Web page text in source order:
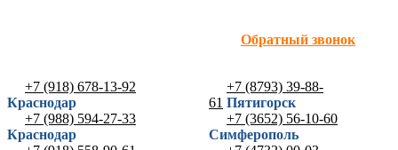
Обратный звонок
+7 (918) 678-13-92
Краснодар
+7 (988) 594-27-33
Краснодар
+7 (8793) 39-88-
61 Пятигорск
+7 (3652) 56-10-60
Симферополь